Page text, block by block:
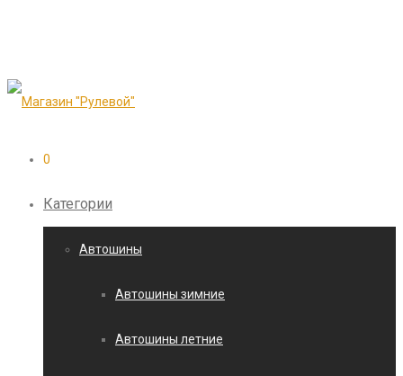
0
Категории
Автошины
Автошины зимние
Автошины летние